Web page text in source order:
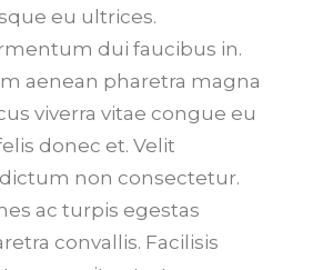
eu ultrices.
dui faucibus in.
aenean pharetra magna
viverra vitae congue eu
donec et. Velit
non consectetur.
ac turpis egestas
convallis. Facilisis